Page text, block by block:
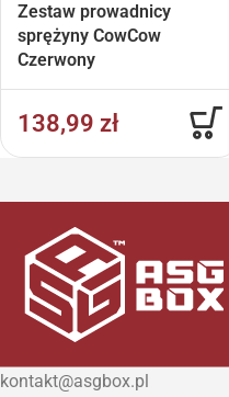
Zestaw prowadnicy
sprężyny CowCow
Czerwony
138,99 zł
kontakt@asgbox.pl